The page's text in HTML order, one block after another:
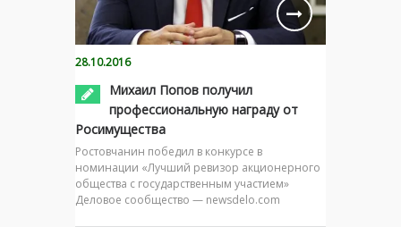
28.10.2016
Михаил Попов получил
профессиональную награду от
Росимущества
Ростовчанин победил в конкурсе в
номинации «Лучший ревизор акционерного
общества с государственным участием»
Деловое сообщество — newsdelo.com